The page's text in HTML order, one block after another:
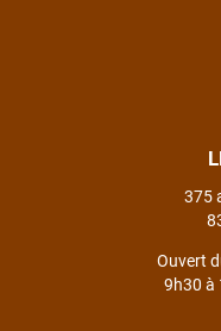
375
Ouvert
9h30 à